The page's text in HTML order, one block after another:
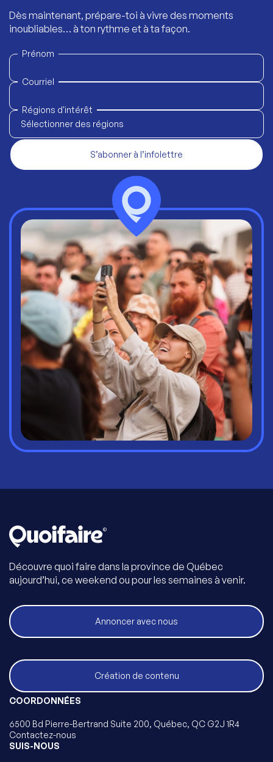
Dès maintenant, prépare-toi à vivre des moments
inoubliables… à ton rythme et à ta façon.
Prénom
Courriel
Régions d'intérêt
Sélectionner des régions
S’abonner à l’infolettre
Découvre quoi faire dans la province de Québec
aujourd’hui, ce weekend ou pour les semaines à venir.
Annoncer avec nous
Création de contenu
COORDONNÉES
6500 Bd Pierre-Bertrand Suite 200, Québec, QC G2J 1R4
Contactez-nous
SUIS-NOUS